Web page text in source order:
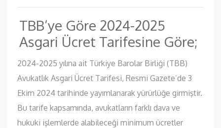
TBB’ye Göre 2024-2025
Asgari Ücret Tarifesine Göre;
2024-2025 yılına ait Türkiye Barolar Birliği (TBB)
Avukatlık Asgari Ücret Tarifesi, Resmi Gazete’de 3
Ekim 2024 tarihinde yayımlanarak yürürlüğe girmiştir.
Bu tarife kapsamında, avukatların farklı dava ve
hukuki işlemlerde alabileceği minimum ücretler